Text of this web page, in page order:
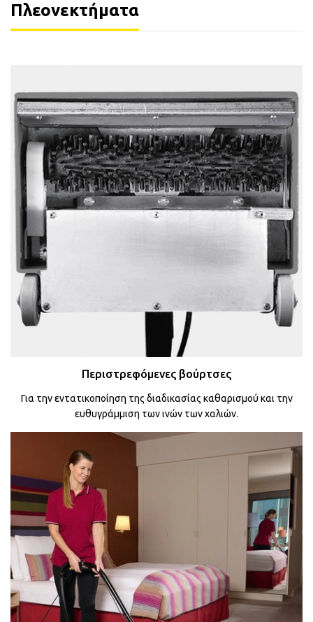
Πλεονεκτήματα
Περιστρεφόμενες βούρτσες
Για την εντατικοποίηση της διαδικασίας καθαρισμού και την
ευθυγράμμιση των ινών των χαλιών.